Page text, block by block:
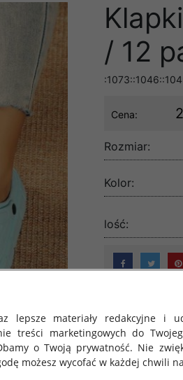
/ 12
Cena:
Rozmiar:
Kolor:
lość:
lepsze materiały redakcyjne i
treści marketingowych do
o Twoją prywatność. Nie
możesz wycofać w każdej chwili